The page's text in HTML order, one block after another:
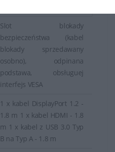
Slot blokady
bezpieczeństwa (kabel
blokady sprzedawany
osobno), odpinana
podstawa, obsługuej
interfejs VESA
1 x kabel DisplayPort 1.2 -
1.8 m 1 x kabel HDMI - 1.8
m 1 x kabel z USB 3.0 Typ
B na Typ A - 1.8 m